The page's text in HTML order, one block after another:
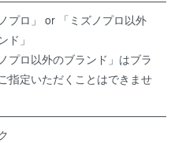
プロ」 or 「ミズノプロ以外
ド」
プロ以外のブランド」はブラ
指定いただくことはできませ